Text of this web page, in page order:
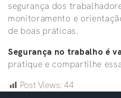
segurança dos
monitoramento e
de boas práticas.
Segurança no trabalho é
pratique e compartilhe
Post Views: 44